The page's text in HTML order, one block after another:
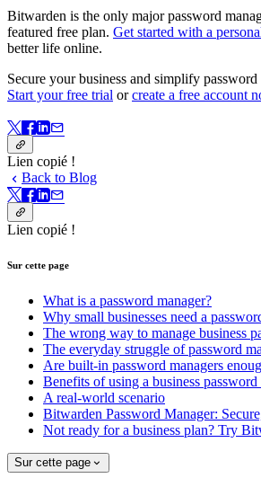
Bitwarden is the only major password
featured free plan. Get started with a
better life online.
Secure your business and simplify password
Start your free trial orcreate a free account
Lien copié !
Back to Blog
Lien copié !
Sur cette page
What is a password manager?
Why small businesses need a
The wrong way to manage business
The everyday struggle of password
Are built-in password managers
Benefits of using a business password
A real-world scenario
Bitwarden Password Manager:
Not ready for a business plan? Try
Sur cette page